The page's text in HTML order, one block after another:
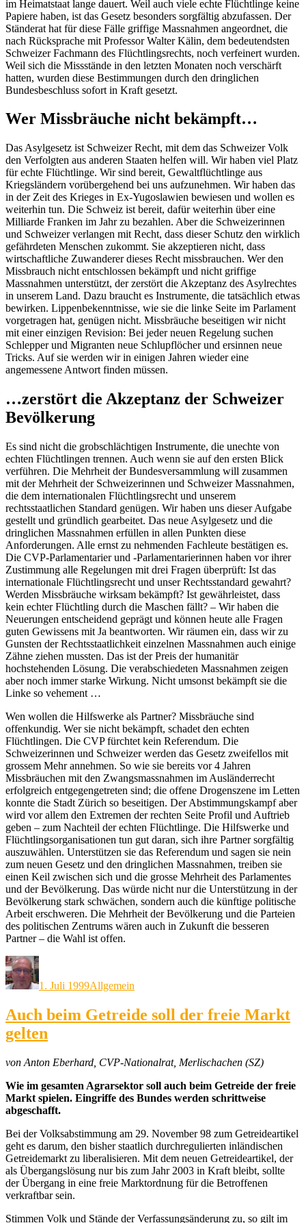
im Heimatstaat lange dauert. Weil auch viele echte Flüchtlinge keine
Papiere haben, ist das Gesetz besonders sorgfältig abzufassen. Der
Ständerat hat für diese Fälle griffige Massnahmen angeordnet, die
nach Rücksprache mit Professor Walter Kälin, dem bedeutendsten
Schweizer Fachmann des Flüchtlingsrechts, noch verfeinert wurden.
Weil sich die Missstände in den letzten Monaten noch verschärft
hatten, wurden diese Bestimmungen durch den dringlichen
Bundesbeschluss sofort in Kraft gesetzt.
Wer Missbräuche nicht bekämpft…
Das Asylgesetz ist Schweizer Recht, mit dem das Schweizer Volk
den Verfolgten aus anderen Staaten helfen will. Wir haben viel Platz
für echte Flüchtlinge. Wir sind bereit, Gewaltflüchtlinge aus
Kriegsländern vorübergehend bei uns aufzunehmen. Wir haben das
in der Zeit des Krieges in Ex-Yugoslawien bewiesen und wollen es
weiterhin tun. Die Schweiz ist bereit, dafür weiterhin über eine
Milliarde Franken im Jahr zu bezahlen. Aber die Schweizerinnen
und Schweizer verlangen mit Recht, dass dieser Schutz den wirklich
gefährdeten Menschen zukommt. Sie akzeptieren nicht, dass
wirtschaftliche Zuwanderer dieses Recht missbrauchen. Wer den
Missbrauch nicht entschlossen bekämpft und nicht griffige
Massnahmen unterstützt, der zerstört die Akzeptanz des Asylrechtes
in unserem Land. Dazu braucht es Instrumente, die tatsächlich etwas
bewirken. Lippenbekenntnisse, wie sie die linke Seite im Parlament
vorgetragen hat, genügen nicht. Missbräuche beseitigen wir nicht
mit einer einzigen Revision: Bei jeder neuen Regelung suchen
Schlepper und Migranten neue Schlupflöcher und ersinnen neue
Tricks. Auf sie werden wir in einigen Jahren wieder eine
angemessene Antwort finden müssen.
…zerstört die Akzeptanz der Schweizer
Bevölkerung
Es sind nicht die grobschlächtigen Instrumente, die unechte von
echten Flüchtlingen trennen. Auch wenn sie auf den ersten Blick
verführen. Die Mehrheit der Bundesversammlung will zusammen
mit der Mehrheit der Schweizerinnen und Schweizer Massnahmen,
die dem internationalen Flüchtlingsrecht und unserem
rechtsstaatlichen Standard genügen. Wir haben uns dieser Aufgabe
gestellt und gründlich gearbeitet. Das neue Asylgesetz und die
dringlichen Massnahmen erfüllen in allen Punkten diese
Anforderungen. Alle ernst zu nehmenden Fachleute bestätigen es.
Die CVP-Parlamentarier und -Parlamentarierinnen haben vor ihrer
Zustimmung alle Regelungen mit drei Fragen überprüft: Ist das
internationale Flüchtlingsrecht und unser Rechtsstandard gewahrt?
Werden Missbräuche wirksam bekämpft? Ist gewährleistet, dass
kein echter Flüchtling durch die Maschen fällt? – Wir haben die
Neuerungen entscheidend geprägt und können heute alle Fragen
guten Gewissens mit Ja beantworten. Wir räumen ein, dass wir zu
Gunsten der Rechtsstaatlichkeit einzelnen Massnahmen auch einige
Zähne ziehen mussten. Das ist der Preis der humanitär
hochstehenden Lösung. Die verabschiedeten Massnahmen zeigen
aber noch immer starke Wirkung. Nicht umsonst bekämpft sie die
Linke so vehement …
Wen wollen die Hilfswerke als Partner? Missbräuche sind
offenkundig. Wer sie nicht bekämpft, schadet den echten
Flüchtlingen. Die CVP fürchtet kein Referendum. Die
Schweizerinnen und Schweizer werden das Gesetz zweifellos mit
grossem Mehr annehmen. So wie sie bereits vor 4 Jahren
Missbräuchen mit den Zwangsmassnahmen im Ausländerrecht
erfolgreich entgegengetreten sind; die offene Drogenszene im Letten
konnte die Stadt Zürich so beseitigen. Der Abstimmungskampf aber
wird vor allem den Extremen der rechten Seite Profil und Auftrieb
geben – zum Nachteil der echten Flüchtlinge. Die Hilfswerke und
Flüchtlingsorganisationen tun gut daran, sich ihre Partner sorgfältig
auszuwählen. Unterstützen sie das Referendum und sagen sie nein
zum neuen Gesetz und den dringlichen Massnahmen, treiben sie
einen Keil zwischen sich und die grosse Mehrheit des Parlamentes
und der Bevölkerung. Das würde nicht nur die Unterstützung in der
Bevölkerung stark schwächen, sondern auch die künftige politische
Arbeit erschweren. Die Mehrheit der Bevölkerung und die Parteien
des politischen Zentrums wären auch in Zukunft die besseren
Partner – die Wahl ist offen.
Autor
Veröffentlicht
am
1. Juli 1999Allgemein
Auch beim Getreide soll der freie Markt
gelten
von Anton Eberhard, CVP-Nationalrat, Merlischachen (SZ)
Wie im gesamten Agrarsektor soll auch beim Getreide der freie
Markt spielen. Eingriffe des Bundes werden schrittweise
abgeschafft.
Bei der Volksabstimmung am 29. November 98 zum Getreideartikel
geht es darum, den bisher staatlich durchregulierten inländischen
Getreidemarkt zu liberalisieren. Mit dem neuen Getreideartikel, der
als Übergangslösung nur bis zum Jahr 2003 in Kraft bleibt, sollte
der Übergang in eine freie Marktordnung für die Betroffenen
verkraftbar sein.
Stimmen Volk und Stände der Verfassungsänderung zu, so gilt im